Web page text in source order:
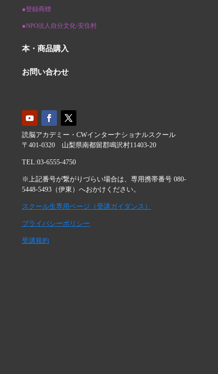
●登録商標
●NPO法人自分文化-安住村
本・商品購入
お問い合わせ
読脳アカデミー・CWインターナショナルスクール
〒401-0320 山梨県南都留郡鳴沢村11403-20
TEL:03-6555-4750
※上記番号が繋がりづらい場合は、専用携帯番号 080-
5448-5493（伊東）へおかけください。
スクール生専用ページ（受講ガイダンス）
プライバシーポリシー
受講規約